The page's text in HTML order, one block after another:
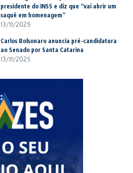
presidente do INSS e diz que “vai abrir um
saquê em homenagem”
13/11/2025
Carlos Bolsonaro anuncia pré-candidatura
ao Senado por Santa Catarina
13/11/2025